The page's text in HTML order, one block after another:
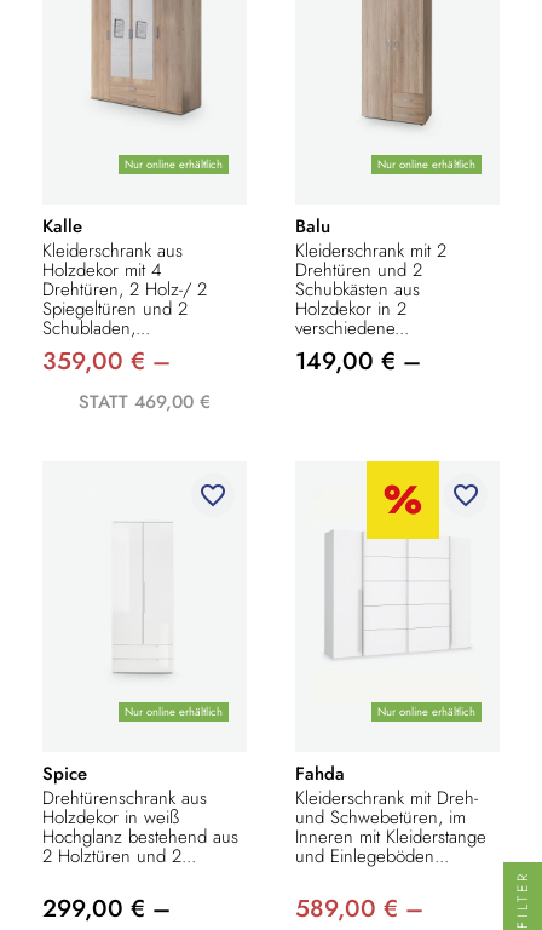
Nur online erhältlich
Kalle
Kleiderschrank aus
Holzdekor mit 4
Drehtüren, 2 Holz-/ 2
Spiegeltüren und 2
Schubladen,...
359,00 € –
STATT 469,00 €
Nur online erhältlich
Balu
Kleiderschrank mit 2
Drehtüren und 2
Schubkästen aus
Holzdekor in 2
verschiedene...
149,00 € –
Nur online erhältlich
favorite_border
Spice
Drehtürenschrank aus
Holzdekor in weiß
Hochglanz bestehend aus
2 Holztüren und 2...
299,00 € –
Nur online erhältlich
favorite_border
Fahda
Kleiderschrank mit Dreh-
und Schwebetüren, im
Inneren mit Kleiderstange
und Einlegeböden...
589,00 € – FILTER